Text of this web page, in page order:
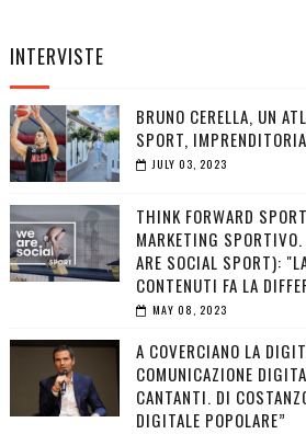
INTERVISTE
BRUNO CERELLA, UN
SPORT,
JULY 03, 2023
THINK FORWARD
MARKETING
ARE SOCIAL SPORT):
CONTENUTI FA LA
MAY 08, 2023
A COVERCIANO LA
COMUNICAZIONE
CANTANTI. DI
DIGITALE POPOLARE”